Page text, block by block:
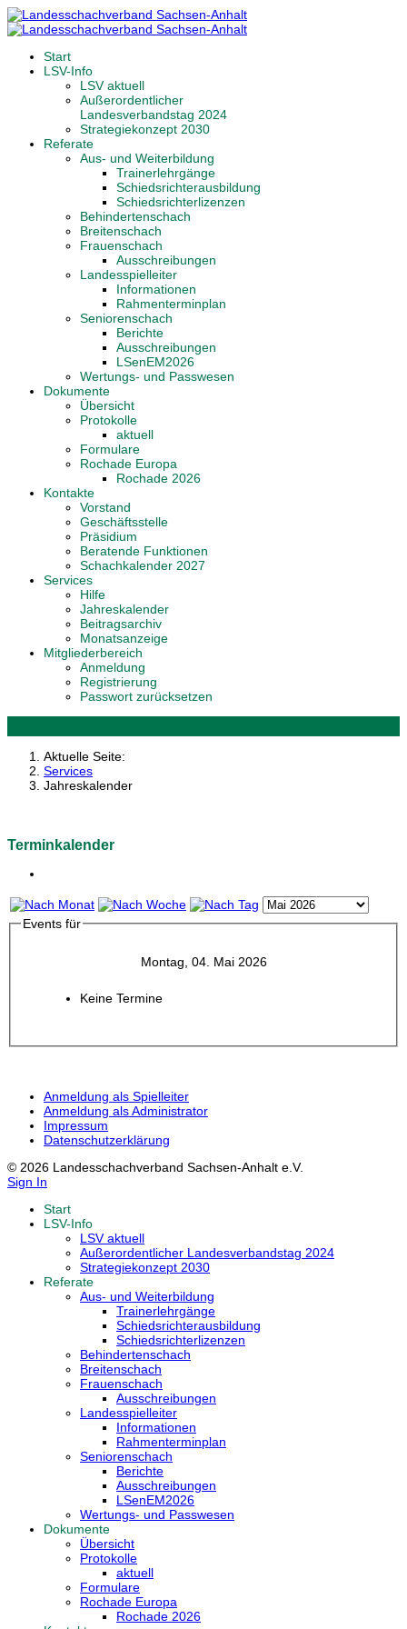
Start
LSV-Info
LSV aktuell
Außerordentlicher
Landesverbandstag 2024
Strategiekonzept 2030
Referate
Aus- und Weiterbildung
Trainerlehrgänge
Schiedsrichterausbildung
Schiedsrichterlizenzen
Behindertenschach
Breitenschach
Frauenschach
Ausschreibungen
Landesspielleiter
Informationen
Rahmenterminplan
Seniorenschach
Berichte
Ausschreibungen
LSenEM2026
Wertungs- und Passwesen
Dokumente
Übersicht
Protokolle
aktuell
Formulare
Rochade Europa
Rochade 2026
Kontakte
Vorstand
Geschäftsstelle
Präsidium
Beratende Funktionen
Schachkalender 2027
Services
Hilfe
Jahreskalender
Beitragsarchiv
Monatsanzeige
Mitgliederbereich
Anmeldung
Registrierung
Passwort zurücksetzen
Aktuelle Seite:
Services
Jahreskalender
Terminkalender
Events für
Montag, 04. Mai 2026
Keine Termine
Anmeldung als Spielleiter
Anmeldung als Administrator
Impressum
Datenschutzerklärung
© 2026 Landesschachverband Sachsen-Anhalt e.V.
Sign In
Start
LSV-Info
LSV aktuell
Außerordentlicher Landesverbandstag 2024
Strategiekonzept 2030
Referate
Aus- und Weiterbildung
Trainerlehrgänge
Schiedsrichterausbildung
Schiedsrichterlizenzen
Behindertenschach
Breitenschach
Frauenschach
Ausschreibungen
Landesspielleiter
Informationen
Rahmenterminplan
Seniorenschach
Berichte
Ausschreibungen
LSenEM2026
Wertungs- und Passwesen
Dokumente
Übersicht
Protokolle
aktuell
Formulare
Rochade Europa
Rochade 2026